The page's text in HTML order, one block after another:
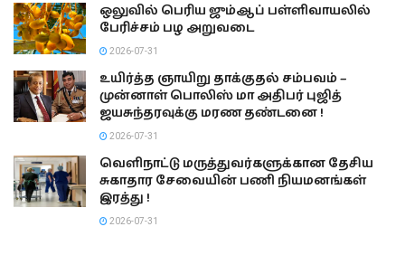
ஒலுவில் பெரிய ஜும்ஆப் பள்ளிவாயலில்
பேரிச்சம் பழ அறுவடை
2026-07-31
உயிர்த்த ஞாயிறு தாக்குதல் சம்பவம் –
முன்னாள் பொலிஸ் மா அதிபர் புஜித்
ஜயசுந்தரவுக்கு மரண தண்டனை !
2026-07-31
வெளிநாட்டு மருத்துவர்களுக்கான தேசிய
சுகாதார சேவையின் பணி நியமனங்கள்
இரத்து !
2026-07-31